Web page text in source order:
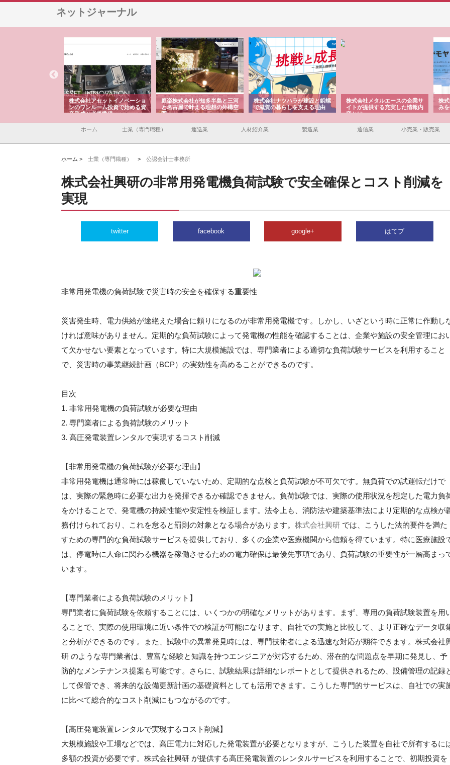
ネットジャーナル
株式会社アセットイノベーショ
ンのワンルーム投資で始める資
産形成と老後準備
庭楽株式会社が知多半島と三河
と名古屋で叶える理想の外構空
間
株式会社ナツハラが建設と鋲螺
で滋賀の暮らしを支える理由
株式会社メタルエースの企業サ
イトが提供する充実した情報内
容とは
株
み
ホーム 士業（専門職種） 運送業 人材紹介業 製造業 通信業 小売業・販売業
ホーム > 士業（専門職種） > 公認会計士事務所
株式会社興研の非常用発電機負荷試験で安全確保とコスト削減を
実現
twitter facebook google+ はてブ
非常用発電機の負荷試験で災害時の安全を確保する重要性
災害発生時、電力供給が途絶えた場合に頼りになるのが非常用発電機です。しかし、いざという時に正常に作動し
ければ意味がありません。定期的な負荷試験によって発電機の性能を確認することは、企業や施設の安全管理にお
て欠かせない要素となっています。特に大規模施設では、専門業者による適切な負荷試験サービスを利用すること
で、災害時の事業継続計画（BCP）の実効性を高めることができるのです。
目次
1. 非常用発電機の負荷試験が必要な理由
2. 専門業者による負荷試験のメリット
3. 高圧発電装置レンタルで実現するコスト削減
【非常用発電機の負荷試験が必要な理由】
非常用発電機は通常時には稼働していないため、定期的な点検と負荷試験が不可欠です。無負荷での試運転だけで
は、実際の緊急時に必要な出力を発揮できるか確認できません。負荷試験では、実際の使用状況を想定した電力負
をかけることで、発電機の持続性能や安定性を検証します。法令上も、消防法や建築基準法により定期的な点検が
務付けられており、これを怠ると罰則の対象となる場合があります。 株式会社興研 では、こうした法的要件を満た
すための専門的な負荷試験サービスを提供しており、多くの企業や医療機関から信頼を得ています。特に医療施設
は、停電時に人命に関わる機器を稼働させるための電力確保は最優先事項であり、負荷試験の重要性が一層高まっ
います。
【専門業者による負荷試験のメリット】
専門業者に負荷試験を依頼することには、いくつかの明確なメリットがあります。まず、専用の負荷試験装置を用
ることで、実際の使用環境に近い条件での検証が可能になります。自社での実施と比較して、より正確なデータ収
と分析ができるのです。また、試験中の異常発見時には、専門技術者による迅速な対応が期待できます。株式会社
研 のような専門業者は、豊富な経験と知識を持つエンジニアが対応するため、潜在的な問題点を早期に発見し、予
防的なメンテナンス提案も可能です。さらに、試験結果は詳細なレポートとして提供されるため、設備管理の記録
して保管でき、将来的な設備更新計画の基礎資料としても活用できます。こうした専門的サービスは、自社での実
に比べて総合的なコスト削減にもつながるのです。
【高圧発電装置レンタルで実現するコスト削減】
大規模施設や工場などでは、高圧電力に対応した発電装置が必要となりますが、こうした装置を自社で所有するに
多額の投資が必要です。株式会社興研 が提供する高圧発電装置のレンタルサービスを利用することで、初期投資を